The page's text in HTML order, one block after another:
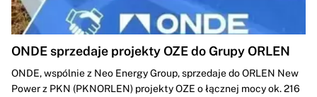
ONDE sprzedaje projekty OZE do Grupy ORLEN
ONDE, wspólnie z Neo Energy Group, sprzedaje do ORLEN New
Power z PKN (PKNORLEN) projekty OZE o łącznej mocy ok. 216